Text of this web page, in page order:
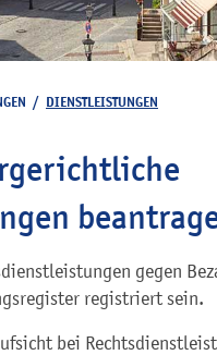
/ DIENSTLEISTUNGEN
gegen
registriert sein.
bei